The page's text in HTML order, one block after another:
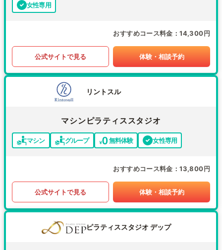
女性専用
おすすめコース料金 14,300円
公式サイトで見る 体験・相談予約
リントスル
マシンピラティススタジオ
マシン グループ 無料体験 女性専用
おすすめコース料金 13,800円
公式サイトで見る 体験・相談予約
ピラティススタジオ デップ